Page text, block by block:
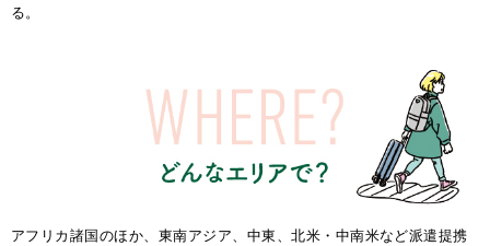
る。
アフリカ諸国のほか、東南アジア、中東、北米・中南米など派遣提携